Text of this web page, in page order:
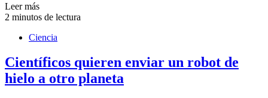
Leer más
2 minutos de lectura
Ciencia
Científicos quieren enviar un robot de
hielo a otro planeta